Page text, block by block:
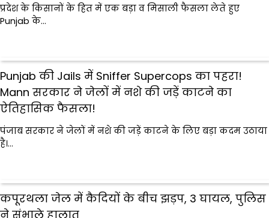
प्रदेश के किसानों के हित में एक बड़ा व मिसाली फैसला लेते हुए
Punjab के…
Punjab की Jails में Sniffer Supercops का पहरा!
Mann सरकार ने जेलों में नशे की जड़ें काटने का
ऐतिहासिक फैसला!
पंजाब सरकार ने जेलों में नशे की जड़ें काटने के लिए बड़ा कदम उठाया
है।…
कपूरथला जेल में कैदियों के बीच झड़प, 3 घायल, पुलिस
ने संभाले हालात